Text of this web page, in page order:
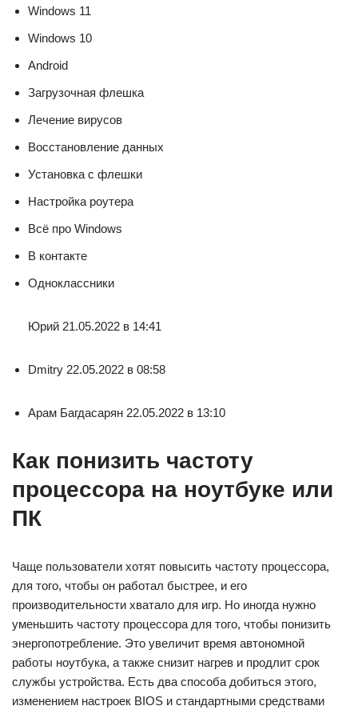
Windows 11
Windows 10
Android
Загрузочная флешка
Лечение вирусов
Восстановление данных
Установка с флешки
Настройка роутера
Всё про Windows
В контакте
Одноклассники
Юрий 21.05.2022 в 14:41
Dmitry 22.05.2022 в 08:58
Арам Багдасарян 22.05.2022 в 13:10
Как понизить частоту
процессора на ноутбуке или
ПК
Чаще пользователи хотят повысить частоту процессора,
для того, чтобы он работал быстрее, и его
производительности хватало для игр. Но иногда нужно
уменьшить частоту процессора для того, чтобы понизить
энергопотребление. Это увеличит время автономной
работы ноутбука, а также снизит нагрев и продлит срок
службы устройства. Есть два способа добиться этого,
изменением настроек BIOS и стандартными средствами